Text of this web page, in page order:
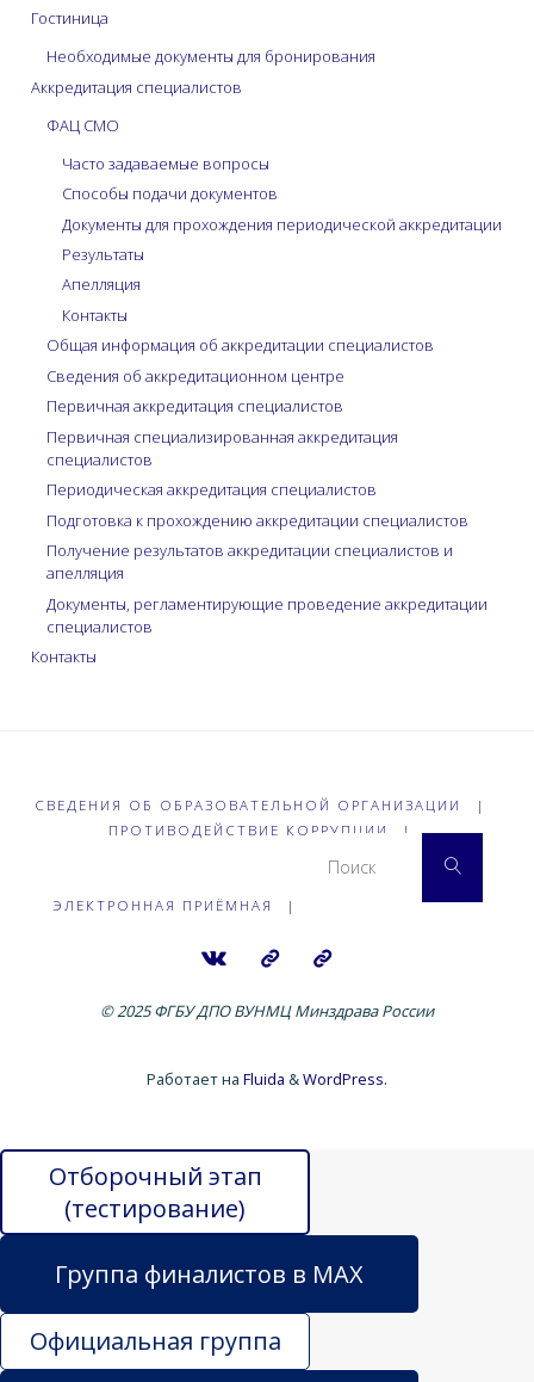
Гостиница
Необходимые документы для бронирования
Аккредитация специалистов
ФАЦ СМО
Часто задаваемые вопросы
Способы подачи документов
Документы для прохождения периодической аккредитации
Результаты
Апелляция
Контакты
Общая информация об аккредитации специалистов
Сведения об аккредитационном центре
Первичная аккредитация специалистов
Первичная специализированная аккредитация
специалистов
Периодическая аккредитация специалистов
Подготовка к прохождению аккредитации специалистов
Получение результатов аккредитации специалистов и
апелляция
Документы, регламентирующие проведение аккредитации
специалистов
Контакты
СВЕДЕНИЯ ОБ ОБРАЗОВАТЕЛЬНОЙ ОРГАНИЗАЦИИ
|
ПРОТИВОДЕЙСТВИЕ КОРРУПЦИИ
|
ЭЛЕКТРОННАЯ ПРИЁМНАЯ |
Поиск
© 2025 ФГБУ ДПО ВУНМЦ Минздрава России
Работает на Fluida &WordPress.
Отборочный этап
(тестирование)
Группа финалистов в MAX
Официальная группа